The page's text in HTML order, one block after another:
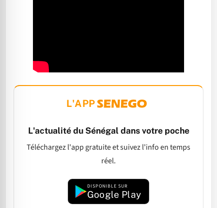
L'APP
L'actualité du Sénégal dans votre poche
Téléchargez l'app gratuite et suivez l'info en temps
réel.
DISPONIBLE SUR
Google Play